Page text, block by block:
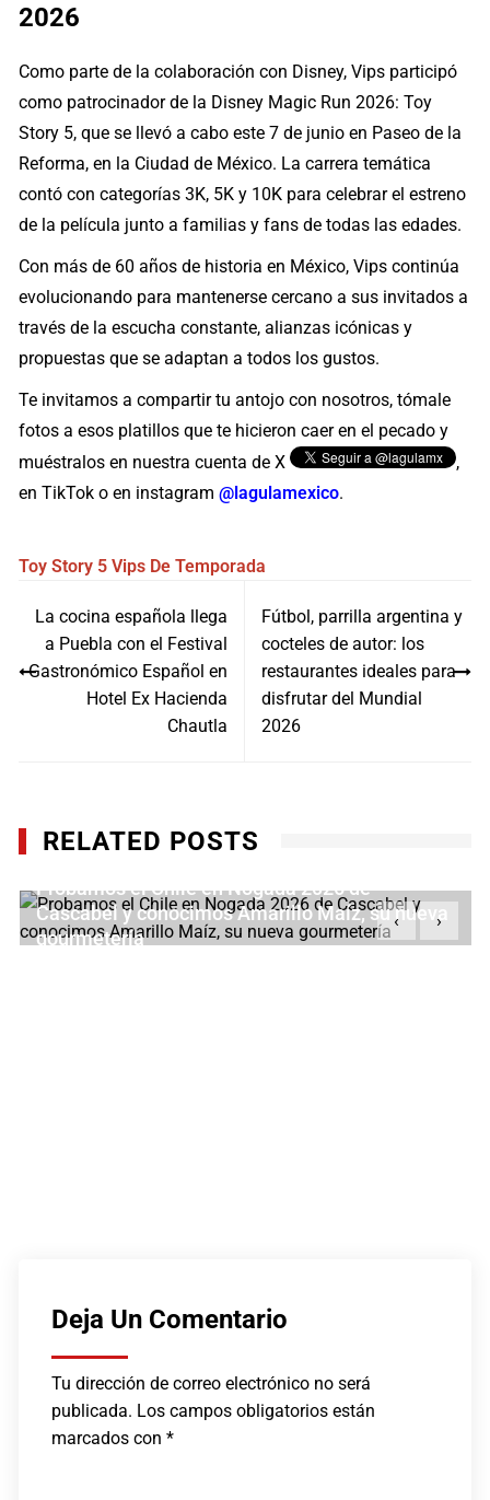
2026
Como parte de la colaboración con Disney, Vips participó
como patrocinador de la Disney Magic Run 2026: Toy
Story 5, que se llevó a cabo este 7 de junio en Paseo de la
Reforma, en la Ciudad de México. La carrera temática
contó con categorías 3K, 5K y 10K para celebrar el estreno
de la película junto a familias y fans de todas las edades.
Con más de 60 años de historia en México, Vips continúa
evolucionando para mantenerse cercano a sus invitados a
través de la escucha constante, alianzas icónicas y
propuestas que se adaptan a todos los gustos.
Te invitamos a compartir tu antojo con nosotros, tómale
fotos a esos platillos que te hicieron caer en el pecado y
muéstralos en nuestra cuenta de X
,
en TikTok o en instagram@lagulamexico.
Toy Story 5 Vips De Temporada
de
entradas
La cocina española llega
a Puebla con el Festival
Gastronómico Español en
Hotel Ex Hacienda
Chautla
Fútbol, parrilla argentina y
cocteles de autor: los
restaurantes ideales para
disfrutar del Mundial
2026
RELATED POSTS
Probamos el Chile en Nogada 2026 de
Cascabel y conocimos Amarillo Maíz, su nueva
gourmetería
‹ ›
Deja Un Comentario
Tu dirección de correo electrónico no será
publicada. Los campos obligatorios están
marcados con*